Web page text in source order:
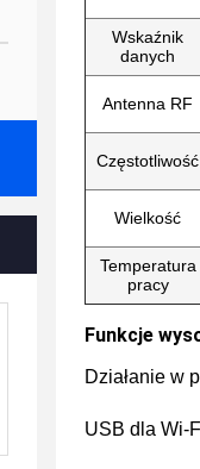
Wskaźnik
danych
Antenna RF
Częstotliwość
Wielkość
Temperatura
pracy
Funkcje
Działanie w
USB dla Wi-